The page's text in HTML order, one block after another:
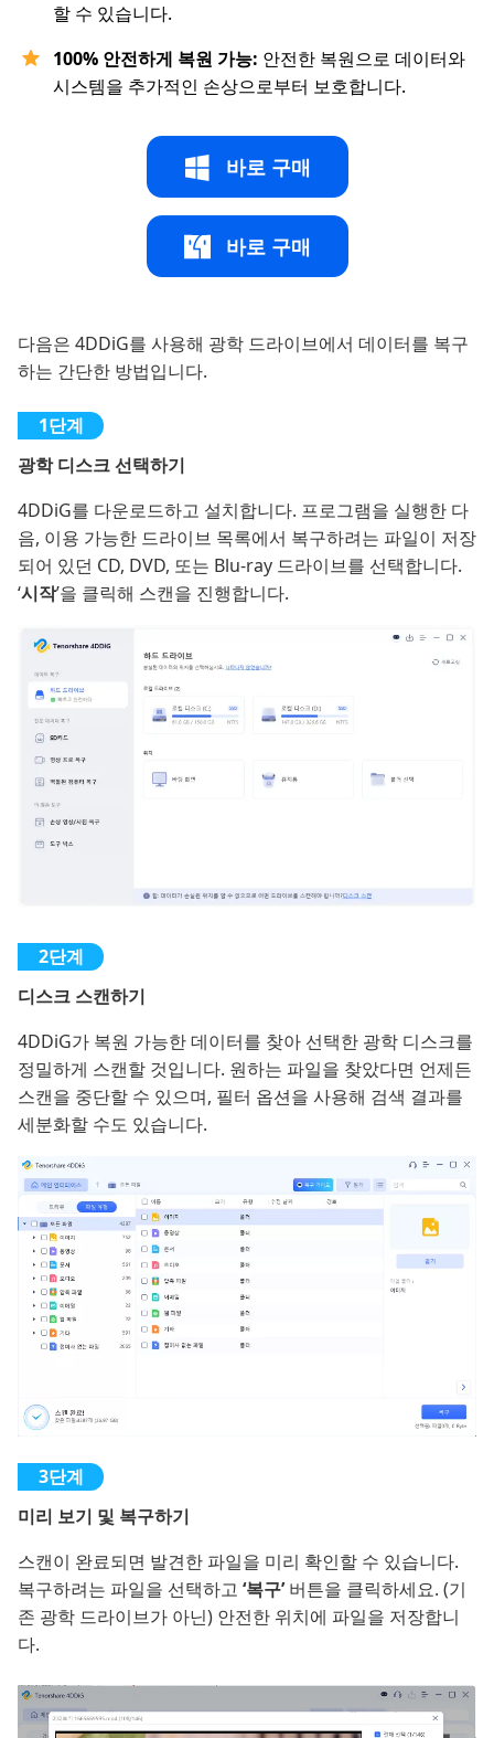
할 수 있습니다.
100% 안전하게 복원 가능: 안전한 복원으로 데이터와
시스템을 추가적인 손상으로부터 보호합니다.
바로 구매
바로 구매
다음은 4DDiG를 사용해 광학 드라이브에서 데이터를 복구
하는 간단한 방법입니다.
광학 디스크 선택하기
4DDiG를 다운로드하고 설치합니다. 프로그램을 실행한 다
음, 이용 가능한 드라이브 목록에서 복구하려는 파일이 저장
되어 있던 CD, DVD, 또는 Blu-ray 드라이브를 선택합니다.
‘시작’을 클릭해 스캔을 진행합니다.
디스크 스캔하기
4DDiG가 복원 가능한 데이터를 찾아 선택한 광학 디스크를
정밀하게 스캔할 것입니다. 원하는 파일을 찾았다면 언제든
스캔을 중단할 수 있으며, 필터 옵션을 사용해 검색 결과를
세분화할 수도 있습니다.
미리 보기 및 복구하기
스캔이 완료되면 발견한 파일을 미리 확인할 수 있습니다.
복구하려는 파일을 선택하고 ‘복구’버튼을 클릭하세요. (기
존 광학 드라이브가 아닌) 안전한 위치에 파일을 저장합니
다.